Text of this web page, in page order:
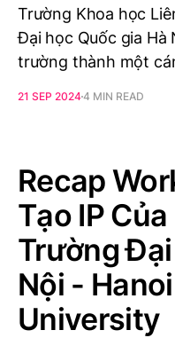
Trường Khoa học
Đại học Quốc gia Hà
trường thành một
21 SEP 20244 MIN READ
Recap
Tạo IP
Trường
Nội -
University